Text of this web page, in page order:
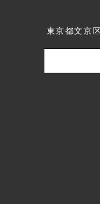
東京都文京